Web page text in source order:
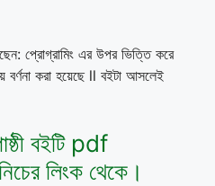
প্রোগ্রামিং এর উপর ভিত্তি করে
বর্ণনা করা হয়েছে ll বইটা আসলেই
বইটি pdf
লিংক থেকে।